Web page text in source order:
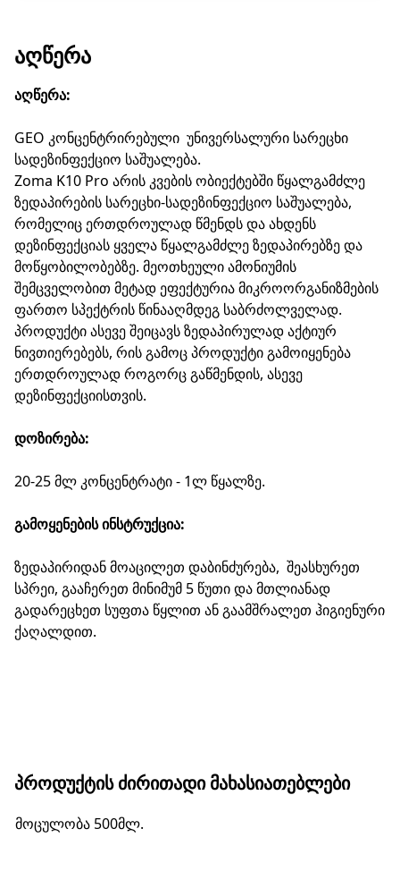
ᲐᲦᲬᲔᲠᲐ
აღწერა:
GEO კონცენტრირებული უნივერსალური სარეცხი
სადეზინფექციო საშუალება.
Zoma K10 Pro არის კვების ობიექტებში წყალგამძლე
ზედაპირების სარეცხი-სადეზინფექციო საშუალება,
რომელიც ერთდროულად წმენდს და ახდენს
დეზინფექციას ყველა წყალგამძლე ზედაპირებზე და
მოწყობილობებზე. მეოთხეული ამონიუმის
შემცველობით მეტად ეფექტურია მიკროორგანიზმების
ფართო სპექტრის წინააღმდეგ საბრძოლველად.
პროდუქტი ასევე შეიცავს ზედაპირულად აქტიურ
ნივთიერებებს, რის გამოც პროდუქტი გამოიყენება
ერთდროულად როგორც გაწმენდის, ასევე
დეზინფექციისთვის.
დოზირება:
20-25 მლ კონცენტრატი - 1ლ წყალზე.
გამოყენების ინსტრუქცია:
ზედაპირიდან მოაცილეთ დაბინძურება, შეასხურეთ
სპრეი, გააჩერეთ მინიმუმ 5 წუთი და მთლიანად
გადარეცხეთ სუფთა წყლით ან გაამშრალეთ ჰიგიენური
ქაღალდით.
ᲞᲠᲝᲓᲣᲥᲢᲘᲡ ᲫᲘᲠᲘᲗᲐᲓᲘ ᲛᲐᲮᲐᲡᲘᲐᲗᲔᲑᲚᲔᲑᲘ
მოცულობა 500მლ.